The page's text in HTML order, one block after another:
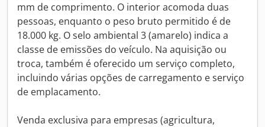
mm de comprimento. O interior acomoda duas
pessoas, enquanto o peso bruto permitido é de
18.000 kg. O selo ambiental 3 (amarelo) indica a
classe de emissões do veículo. Na aquisição ou
troca, também é oferecido um serviço completo,
incluindo várias opções de carregamento e serviço
de emplacamento.
Venda exclusiva para empresas (agricultura,